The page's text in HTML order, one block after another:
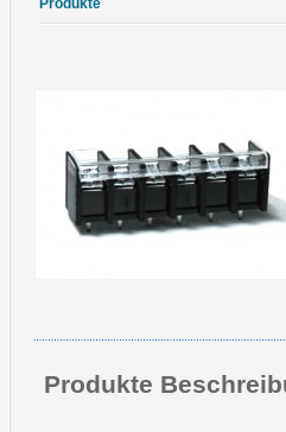
Produkte
Produkte